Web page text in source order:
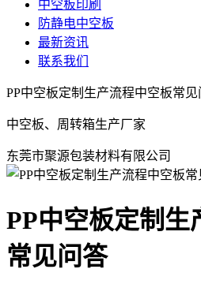
中空板印刷
防静电中空板
最新资讯
联系我们
PP中空板定制生产流程中空板常见
中空板、周转箱生产厂家
东莞市聚源包装材料有限公司
PP中空板定制生
常见问答